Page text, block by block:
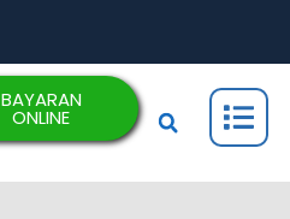
BAYARAN
ONLINE